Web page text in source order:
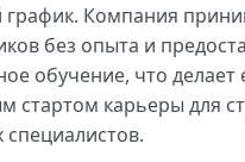
график. Компания
без опыта и
обучение, что делает
стартом карьеры для